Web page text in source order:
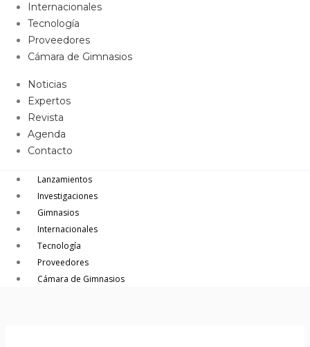
Internacionales
Tecnología
Proveedores
Cámara de Gimnasios
Noticias
Expertos
Revista
Agenda
Contacto
Lanzamientos
Investigaciones
Gimnasios
Internacionales
Tecnología
Proveedores
Cámara de Gimnasios